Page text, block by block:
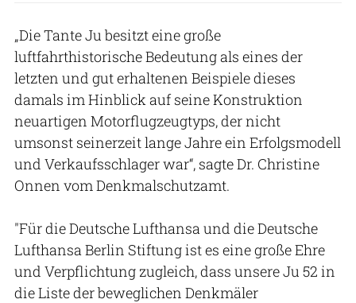
„Die Tante Ju besitzt eine große
luftfahrthistorische Bedeutung als eines der
letzten und gut erhaltenen Beispiele dieses
damals im Hinblick auf seine Konstruktion
neuartigen Motorflugzeugtyps, der nicht
umsonst seinerzeit lange Jahre ein Erfolgsmodell
und Verkaufsschlager war“, sagte Dr. Christine
Onnen vom Denkmalschutzamt.
"Für die Deutsche Lufthansa und die Deutsche
Lufthansa Berlin Stiftung ist es eine große Ehre
und Verpflichtung zugleich, dass unsere Ju 52 in
die Liste der beweglichen Denkmäler